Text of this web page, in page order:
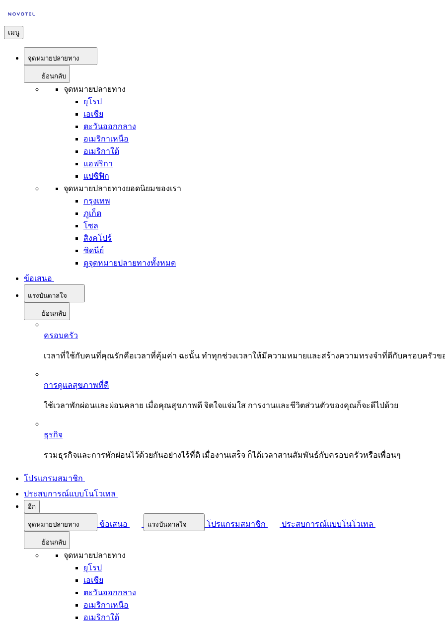
เมนู
จุดหมายปลายทาง
ย้อนกลับ
จุดหมายปลายทาง
ยุโรป
เอเชีย
ตะวันออกกลาง
อเมริกาเหนือ
อเมริกาใต้
แอฟริกา
แปซิฟิก
จุดหมายปลายทางยอดนิยมของเรา
กรุงเทพ
ภูเก็ต
โซล
สิงคโปร์
ซิดนีย์
ดูจุดหมายปลายทางทั้งหมด
ข้อเสนอ
แรงบันดาลใจ
ย้อนกลับ
ครอบครัว
เวลาที่ใช้กับคนที่คุณรักคือเวลาที่คุ้มค่า ฉะนั้น ทำทุกช่วงเวลาให้มีความหมายและสร้างความทรงจำที่ดีกับครอบครัว
การดูแลสุขภาพที่ดี
ใช้เวลาพักผ่อนและผ่อนคลาย เมื่อคุณสุขภาพดี จิตใจแจ่มใส การงานและชีวิตส่วนตัวของคุณก็จะดีไปด้วย
ธุรกิจ
รวมธุรกิจและการพักผ่อนไว้ด้วยกันอย่างไร้ที่ติ เมื่องานเสร็จ ก็ได้เวลาสานสัมพันธ์กับครอบครัวหรือเพื่อนๆ
โปรแกรมสมาชิก
ประสบการณ์แบบโนโวเทล
อีก
จุดหมายปลายทาง ข้อเสนอ แรงบันดาลใจ โปรแกรมสมาชิก ประสบการณ์แบบโนโวเทล
ย้อนกลับ
จุดหมายปลายทาง
ยุโรป
เอเชีย
ตะวันออกกลาง
อเมริกาเหนือ
อเมริกาใต้